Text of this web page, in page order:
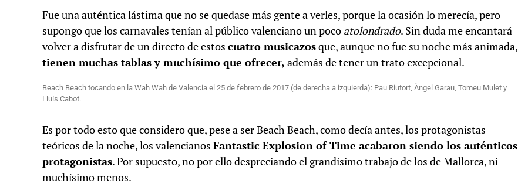
Fue una auténtica lástima que no se quedase más gente a verles, porque la ocasión lo merecía, pero
supongo que los carnavales tenían al público valenciano un poco atolondrado. Sin duda me encantará
volver a disfrutar de un directo de estos cuatro musicazosque, aunque no fue su noche más animada,
tienen muchas tablas y muchísimo que ofrecer, además de tener un trato excepcional.
Beach Beach tocando en la Wah Wah de Valencia el 25 de febrero de 2017 (de derecha a izquierda): Pau Riutort, Àngel Garau, Tomeu Mulet y
Lluís Cabot.
Es por todo esto que considero que, pese a ser Beach Beach, como decía antes, los protagonistas
teóricos de la noche, los valencianos Fantastic Explosion of Time acabaron siendo los auténticos
protagonistas. Por supuesto, no por ello despreciando el grandísimo trabajo de los de Mallorca, ni
muchísimo menos.